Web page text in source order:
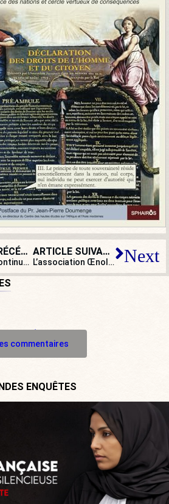
ARTICLE PRÉCÉDENT
Le ménage continue : après #MeToo, #MusicToo !
ARTICLE SUIVANT
L’association Œnologouine fait découvrir le monde du vin aux « femmes queers et lesbiennes » Next
commentaires
ENQUÊTES